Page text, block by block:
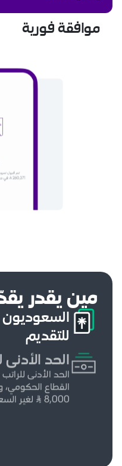
موافقة فورية
مين يقدر
للتقديم
الحد الأدنى
8,000 ⃁ لغير السعوديين.